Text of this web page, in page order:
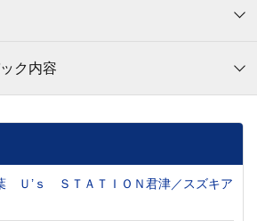
ク内容
Ｕ’ｓ ＳＴＡＴＩＯＮ君津／スズキア